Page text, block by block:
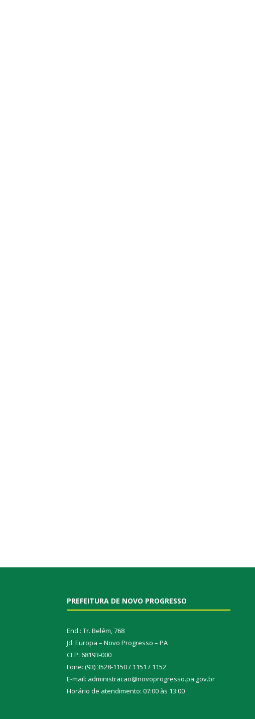
PREFEITURA DE NOVO PROGRESSO
End.: Tr. Belém, 768
Jd. Europa – Novo Progresso – PA
CEP: 68193-000
Fone: (93) 3528-1150 / 1151 / 1152
E-mail: administracao@novoprogresso.pa.gov.br
Horário de atendimento: 07:00 às 13:00